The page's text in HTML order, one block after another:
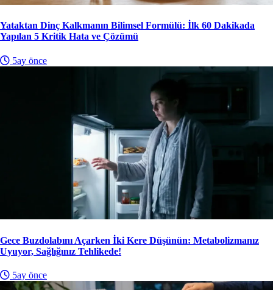
Yataktan Dinç Kalkmanın Bilimsel Formülü: İlk 60 Dakikada
Yapılan 5 Kritik Hata ve Çözümü
5ay önce
Gece Buzdolabını Açarken İki Kere Düşünün: Metabolizmanız
Uyuyor, Sağlığınız Tehlikede!
5ay önce